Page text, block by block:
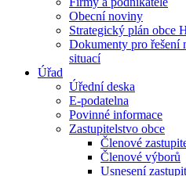
Obecní noviny
Strategický plán obce
Dokumenty pro řešení
situací
Úřad
Úřední deska
E-podatelna
Povinné informace
Zastupitelstvo obce
Členové
Členové výborů
Usnesení